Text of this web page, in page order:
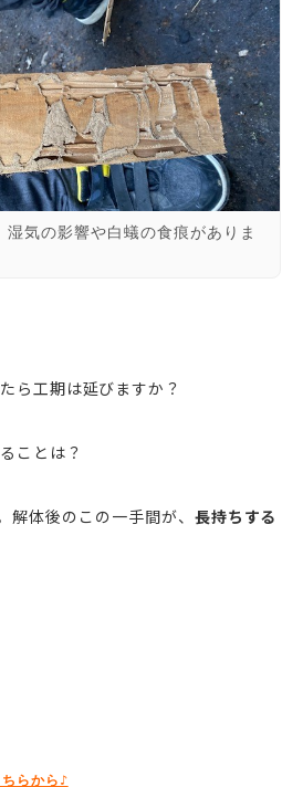
気の影響や白蟻の食痕がありま
ら工期は延びますか？
ことは？
解体後のこの一手間が、 長持ちする
らから♪